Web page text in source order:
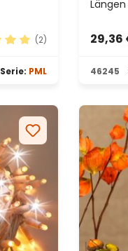
(2)
Serie: PML
Längen
29,36
46245